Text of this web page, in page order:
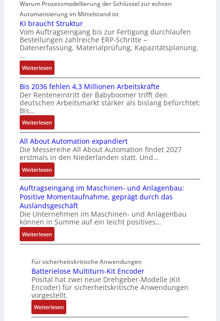
t
i
o
n
i
F
a
n
u
c
C
-
S
y
t
e
m
e
f
i
z
i
e
u
n
b
e
ä
t
i
g
R
e
i
f
e
g
a
L
3
f
ü
r
s
r
t
f
ü
r
m
u
l
t
i
v
r
i
b
l
e
S
e
u
e
r
u
n
a
h
t
l
o
s
e
I
n
t
e
g
r
a
t
i
o
n
v
o
n
A
G
V
u
n
d
o
b
o
t
k
Warum Prozessmodellierung der Schlüssel zur echten
Automatisierung im Mittelstand ist
KI braucht Struktur
Vom Auftragseingang bis zur Fertigung durchlaufen
Bestellungen zahlreiche ERP-Schritte –
Datenerfassung, Materialprüfung, Kapazitätsplanung.
…
Weiterlesen:
K
I
b
r
a
u
c
h
t
S
t
r
u
k
t
u
r
Bis 2036 fehlen 4,3 Millionen Arbeitskräfte
Der Renteneintritt der Babyboomer trifft den
deutschen Arbeitsmarkt stärker als bislang befürchtet:
Bis…
Weiterlesen:
B
i
s
2
0
3
6
f
e
h
l
e
n
,
3
M
i
l
l
i
All About Automation expandiert
Die Messereihe All About Automation findet 2027
erstmals in den Niederlanden statt. Und…
Weiterlesen:
A
l
l
A
b
o
u
t
u
t
o
m
a
t
i
Auftragseingang im Maschinen- und Anlagenbau:
Positive Momentaufnahme, geprägt durch das
Auslandsgeschäft
Die Unternehmen im Maschinen- und Anlagenbau
können in Summe auf ein leicht positives…
Weiterlesen:
A
f
t
a
g
s
e
Für sicherheitskritische Anwendungen
Batterielose Multiturn-Kit Encoder
Posital hat zwei neue Drehgeber-Modelle (Kit
Encoder) für sicherheitskritische Anwendungen
vorgestellt.
Weiterlesen:
B